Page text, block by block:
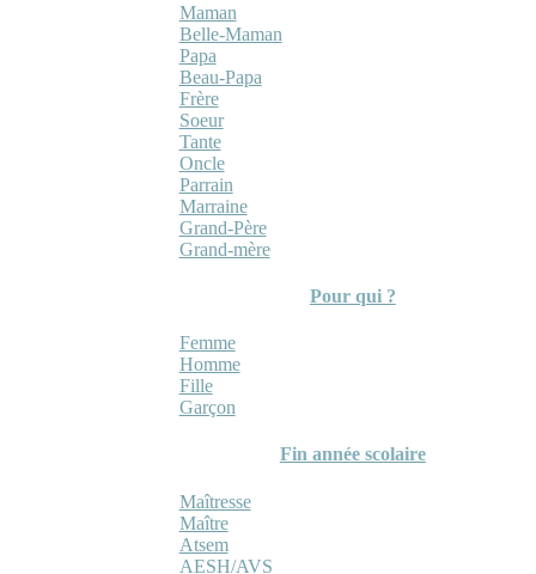
Maman
Belle-Maman
Papa
Beau-Papa
Frère
Soeur
Tante
Oncle
Parrain
Marraine
Grand-Père
Grand-mère
Pour qui ?
Femme
Homme
Fille
Garçon
Fin année scolaire
Maîtresse
Maître
Atsem
AESH/AVS